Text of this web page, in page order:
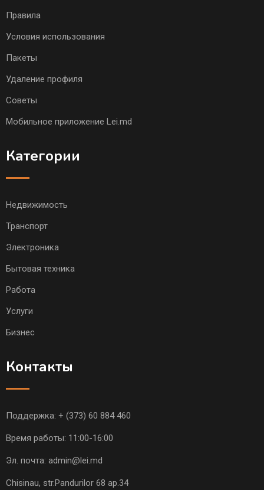
Правила
Условия использования
Пакеты
Удаление профиля
Советы
Мобильное приложение Lei.md
Категории
Недвижимость
Транспорт
Электроника
Бытовая техника
Работа
Услуги
Бизнес
Контакты
Поддержка: + (373) 60 884 460
Время работы: 11:00-16:00
Эл. почта: admin@lei.md
Chisinau, str.Pandurilor 68 ap.34